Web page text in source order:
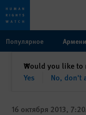
toto
content
Популярное
Would you like to
Yes
No, don't
✕закрыть
16 октября 2013,